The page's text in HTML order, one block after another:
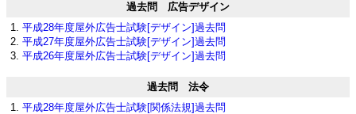
過去問 広告デザイン
平成28年度屋外広告士試験[デザイン]過去問
平成27年度屋外広告士試験[デザイン]過去問
平成26年度屋外広告士試験[デザイン]過去問
過去問 法令
平成28年度屋外広告士試験[関係法規]過去問